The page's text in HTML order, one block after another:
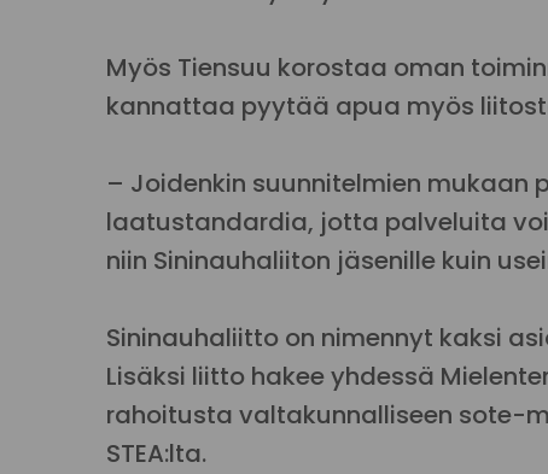
Myös Tiensuu korostaa oman
kannattaa pyytää apua myös
– Joidenkin suunnitelmien
laatustandardia, jotta palveluita
niin Sininauhaliiton jäsenille kuin
Sininauhaliitto on nimennyt kaksi
Lisäksi liitto hakee yhdessä
rahoitusta valtakunnalliseen sote-
STEA:lta.